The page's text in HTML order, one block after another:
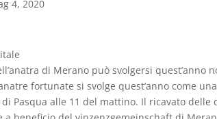
4, 2020
di Merano può svolgersi quest’anno
fortunate si svolge quest’anno come
Pasqua alle 11 del mattino. Il ricavato delle